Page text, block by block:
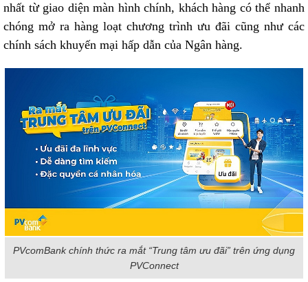
nhất từ giao diện màn hình chính, khách hàng có thể nhanh
chóng mở ra hàng loạt chương trình ưu đãi cũng như các
chính sách khuyến mại hấp dẫn của Ngân hàng.
PVcomBank chính thức ra mắt “Trung tâm ưu đãi” trên ứng dụng
PVConnect